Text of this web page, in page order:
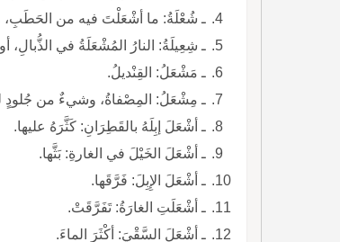
ـ شُعْلَةُ: ما أشْعَلْتَ فيه من الحَطَبِ،
ـ شِعِيلَةُ: النارُ المُشْعَلَةُ في الذُّبالِ،
ـ مَشْعَلُ: القِنْديلُ.
ـ مِشْعَلُ: المِصْفاةُ، وشيءٌ من جُلودٍ
ـ أشْعَلَ إبِلَهُ بالقَطِرَانِ: كَثَّرَهُ عليها.
ـ أشْعَلَ الخَيْلَ في الغارةِ: بَثَّها.
ـ أشْعَلَ الإِبِلَ: فَرَّقَها.
ـ أشْعَلَتِ الغارَةُ: تَفَرَّقَتْ.
ـ أشْعَلَ السَّقْيَ: أكْثَرَ الماءَ.